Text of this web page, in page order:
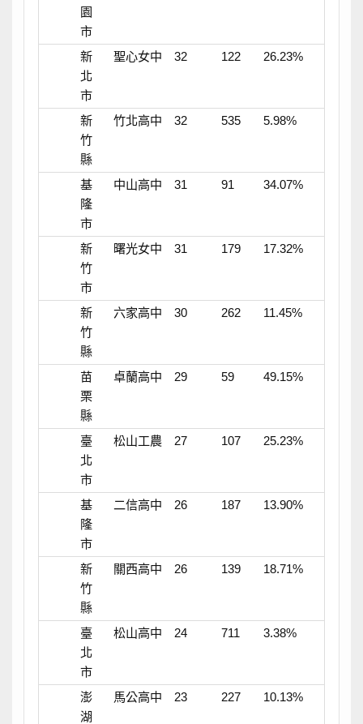
園
市
新
北
市
聖心女中 32 122 26.23%
新
竹
縣
竹北高中 32 535 5.98%
基
隆
市
中山高中 31 91 34.07%
新
竹
市
曙光女中 31 179 17.32%
新
竹
縣
六家高中 30 262 11.45%
苗
栗
縣
卓蘭高中 29 59 49.15%
臺
北
市
松山工農 27 107 25.23%
基
隆
市
二信高中 26 187 13.90%
新
竹
縣
關西高中 26 139 18.71%
臺
北
市
松山高中 24 711 3.38%
澎
湖
馬公高中 23 227 10.13%